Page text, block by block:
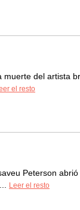
muerte del artista
el resto
Peterson
Leer el resto